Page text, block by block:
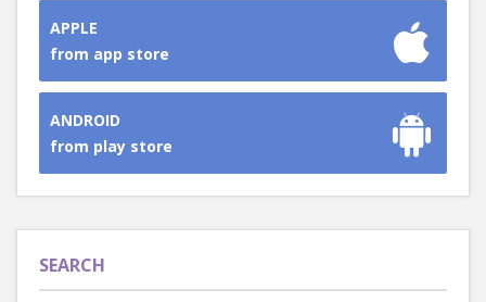
APPLE
from app store
ANDROID
from play store
SEARCH